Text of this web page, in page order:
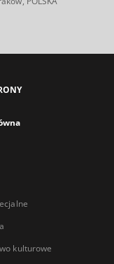
kulturowe